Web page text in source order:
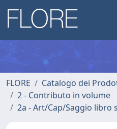
FLORE
Catalogo dei
2 - Contributo in volume
2a - Art/Cap/Saggio libro